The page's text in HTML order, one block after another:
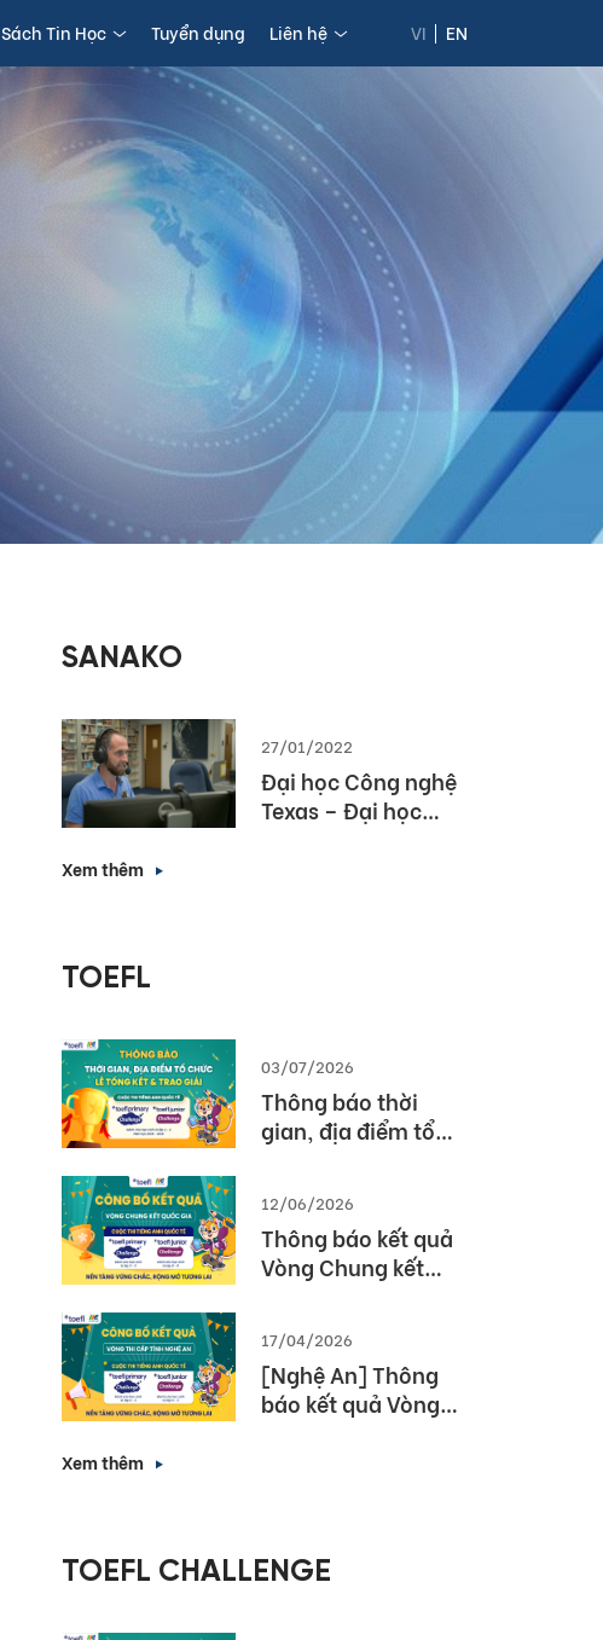
Sách Tin Học Tuyển dụng Liên hệ VI EN
SANAKO
27/01/2022
Đại học Công nghệ
Texas – Đại học
Xem thêm
TOEFL
03/07/2026
Thông báo thời
gian, địa điểm tổ
TOEFL Challenge
năm học 2025 –
2026
12/06/2026
Thông báo kết quả
Vòng Chung kết
năm học 2025 –
2026
17/04/2026
[Nghệ An] Thông
báo kết quả Vòng
Xem thêm
TOEFL CHALLENGE